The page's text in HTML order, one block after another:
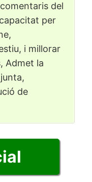
del
per
i millorar
Admet la
de